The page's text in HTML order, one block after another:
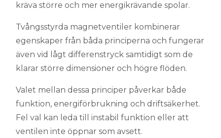
kräva större och mer energikrävande spolar.
Tvångsstyrda magnetventiler kombinerar
egenskaper från båda principerna och fungerar
även vid lågt differenstryck samtidigt som de
klarar större dimensioner och högre flöden.
Valet mellan dessa principer påverkar både
funktion, energiförbrukning och driftsäkerhet.
Fel val kan leda till instabil funktion eller att
ventilen inte öppnar som avsett.